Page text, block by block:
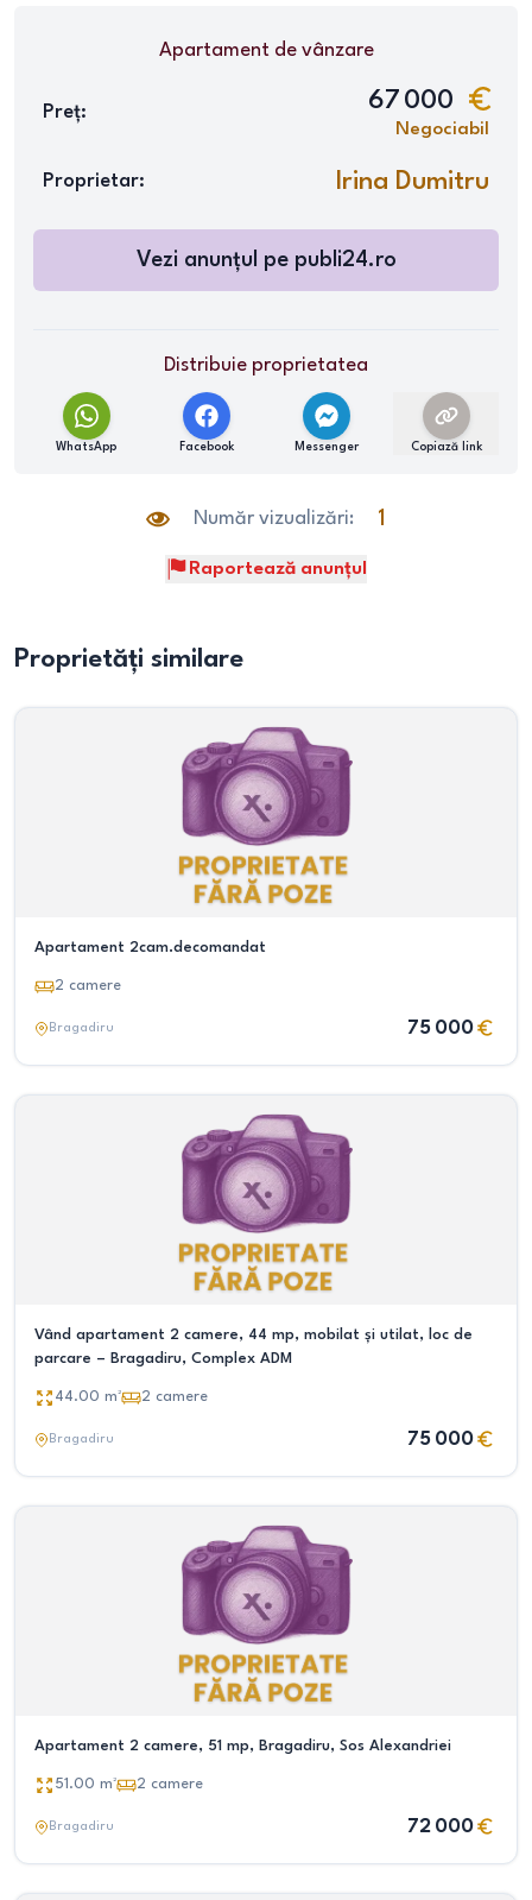
Apartamentde vânzare
Preț: 67 000
Negociabil
Proprietar: Irina Dumitru
Vezi anunțul pe publi24.ro
Distribuie proprietatea
WhatsApp Facebook Messenger Copiază link
Număr vizualizări: 1
Raportează anunțul
Proprietăți similare
Apartament 2cam.decomandat
2 camere
Bragadiru 75 000
Vând apartament 2 camere, 44 mp, mobilat și utilat, loc de
parcare – Bragadiru, Complex ADM
44.00 m² 2 camere
Bragadiru 75 000
Apartament 2 camere, 51 mp, Bragadiru, Sos Alexandriei
51.00 m² 2 camere
Bragadiru 72 000